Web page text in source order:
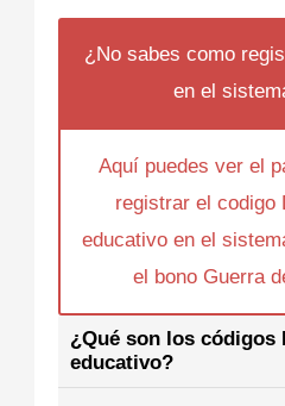
¿No sabes como
en el
Aquí puedes ver el
registrar el codigo
educativo en el
el bono Guerra
¿Qué son los códigos
educativo?